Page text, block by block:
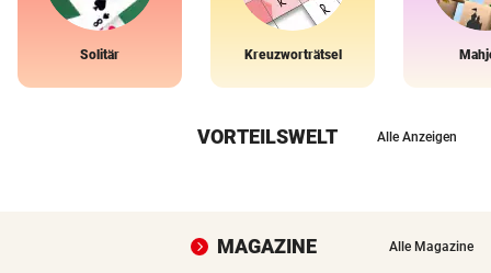
Solitär Kreuzworträtsel
VORTEILSWELT Alle Anzeigen
MAGAZINE Alle Magazine